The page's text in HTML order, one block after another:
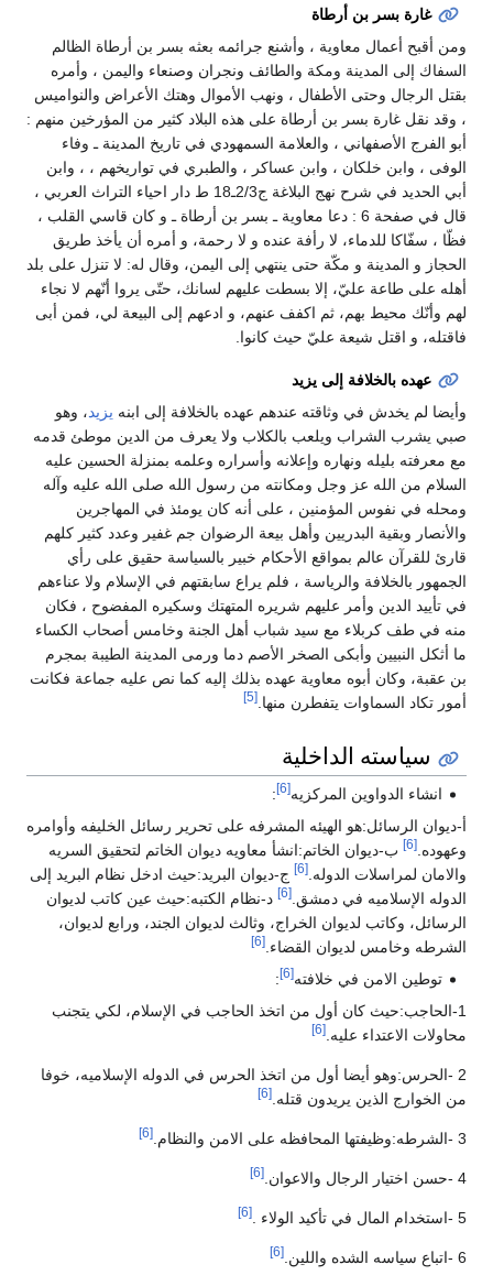
غارة بسر بن أرطاة
ومن أقبح أعمال معاوية ، وأشنع جرائمه بعثه بسر بن أرطاة الظالم
السفاك إلى المدينة ومكة والطائف ونجران وصنعاء واليمن ، وأمره
بقتل الرجال وحتى الأطفال ، ونهب الأموال وهتك الأعراض والنواميس
، وقد نقل غارة بسر بن أرطاة على هذه البلاد كثير من المؤرخين منهم :
أبو الفرج الأصفهاني ، والعلامة السمهودي في تاريخ المدينة ـ وفاء
الوفى ، وابن خلكان ، وابن عساكر ، والطبري في تواريخهم ، ، وابن
أبي الحديد في شرح نهج البلاغة ج2/3ـ18 ط دار احياء التراث العربي ،
قال في صفحة 6 : دعا معاوية ـ بسر بن أرطاة ـ و كان قاسي القلب ،
فظّا ، سفّاكا للدماء، لا رأفة عنده و لا رحمة، و أمره أن يأخذ طريق
الحجاز و المدينة و مكّة حتى ينتهي إلى اليمن، وقال له: لا تنزل على بلد
أهله على طاعة عليّ، إلا بسطت عليهم لسانك، حتّى يروا أنّهم لا نجاء
لهم وأنّك محيط بهم، ثم اكفف عنهم، و ادعهم إلى البيعة لي، فمن أبى
فاقتله، و اقتل شيعة عليّ حيث كانوا.
عهده بالخلافة إلى يزيد
وأيضا لم يخدش في وثاقته عندهم عهده بالخلافة إلى ابنه يزيد، وهو
صبي يشرب الشراب ويلعب بالكلاب ولا يعرف من الدين موطئ قدمه
مع معرفته بليله ونهاره وإعلانه وأسراره وعلمه بمنزلة الحسين عليه
السلام من الله عز وجل ومكانته من رسول الله صلى الله عليه وآله
ومحله في نفوس المؤمنين ، على أنه كان يومئذ في المهاجرين
والأنصار وبقية البدريين وأهل بيعة الرضوان جم غفير وعدد كثير كلهم
قارئ للقرآن عالم بمواقع الأحكام خبير بالسياسة حقيق على رأي
الجمهور بالخلافة والرياسة ، فلم يراع سابقتهم في الإسلام ولا عناءهم
في تأييد الدين وأمر عليهم شريره المتهتك وسكيره المفضوح ، فكان
منه في طف كربلاء مع سيد شباب أهل الجنة وخامس أصحاب الكساء
ما أثكل النبيين وأبكى الصخر الأصم دما ورمى المدينة الطيبة بمجرم
بن عقبة، وكان أبوه معاوية عهده بذلك إليه كما نص عليه جماعة فكانت
أمور تكاد السماوات يتفطرن منها.[5]
سياسته الداخلية
انشاء الدواوين المركزيه[6]
:
أ-ديوان الرسائل:هو الهيئه المشرفه على تحرير رسائل الخليفه وأوامره
وعهوده. [6]
ب-ديوان الخاتم:انشأ معاويه ديوان الخاتم لتحقيق السريه
والامان لمراسلات الدوله. [6]
ج-ديوان البريد:حيث ادخل نظام البريد إلى
الدوله الإسلاميه في دمشق. [6]
د-نظام الكتبه:حيث عين كاتب لديوان
الرسائل، وكاتب لديوان الخراج، وثالث لديوان الجند، ورابع لديوان،
الشرطه وخامس لديوان القضاء. [6]
توطين الامن في خلافته[6]
:
1-الحاجب:حيث كان أول من اتخذ الحاجب في الإسلام، لكي يتجنب
محاولات الاعتداء عليه. [6]
2 -الحرس:وهو أيضا أول من اتخذ الحرس في الدوله الإسلاميه، خوفا
من الخوارج الذين يريدون قتله. [6]
3 -الشرطه:وظيفتها المحافظه على الامن والنظام. [6]
4 -حسن اختيار الرجال والاعوان. [6]
5 -استخدام المال في تأكيد الولاء . [6]
6 -اتباع سياسه الشده واللين. [6]